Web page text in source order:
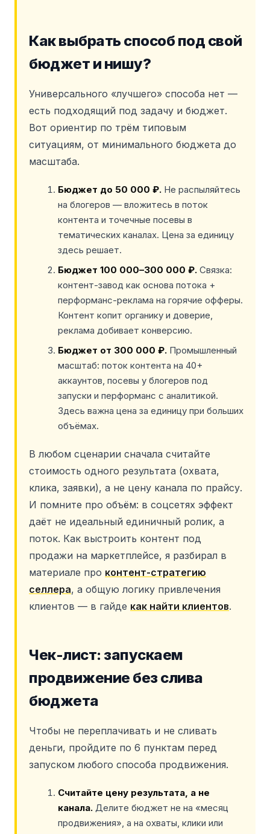
Как выбрать способ под свой
бюджет и нишу?
Универсального «лучшего» способа нет —
есть подходящий под задачу и бюджет.
Вот ориентир по трём типовым
ситуациям, от минимального бюджета до
масштаба.
Бюджет до 50 000 ₽. Не распыляйтесь
на блогеров — вложитесь в поток
контента и точечные посевы в
тематических каналах. Цена за единицу
здесь решает.
Бюджет 100 000–300 000 ₽. Связка:
контент-завод как основа потока +
перформанс-реклама на горячие офферы.
Контент копит органику и доверие,
реклама добивает конверсию.
Бюджет от 300 000 ₽. Промышленный
масштаб: поток контента на 40+
аккаунтов, посевы у блогеров под
запуски и перформанс с аналитикой.
Здесь важна цена за единицу при больших
объёмах.
В любом сценарии сначала считайте
стоимость одного результата (охвата,
клика, заявки), а не цену канала по прайсу.
И помните про объём: в соцсетях эффект
даёт не идеальный единичный ролик, а
поток. Как выстроить контент под
продажи на маркетплейсе, я разбирал в
материале про контент-стратегию
селлера, а общую логику привлечения
клиентов — в гайде как найти клиентов.
Чек-лист: запускаем
продвижение без слива
бюджета
Чтобы не переплачивать и не сливать
деньги, пройдите по 6 пунктам перед
запуском любого способа продвижения.
Считайте цену результата, а не
канала. Делите бюджет не на «месяц
продвижения», а на охваты, клики или